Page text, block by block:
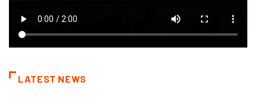
LATEST NEWS